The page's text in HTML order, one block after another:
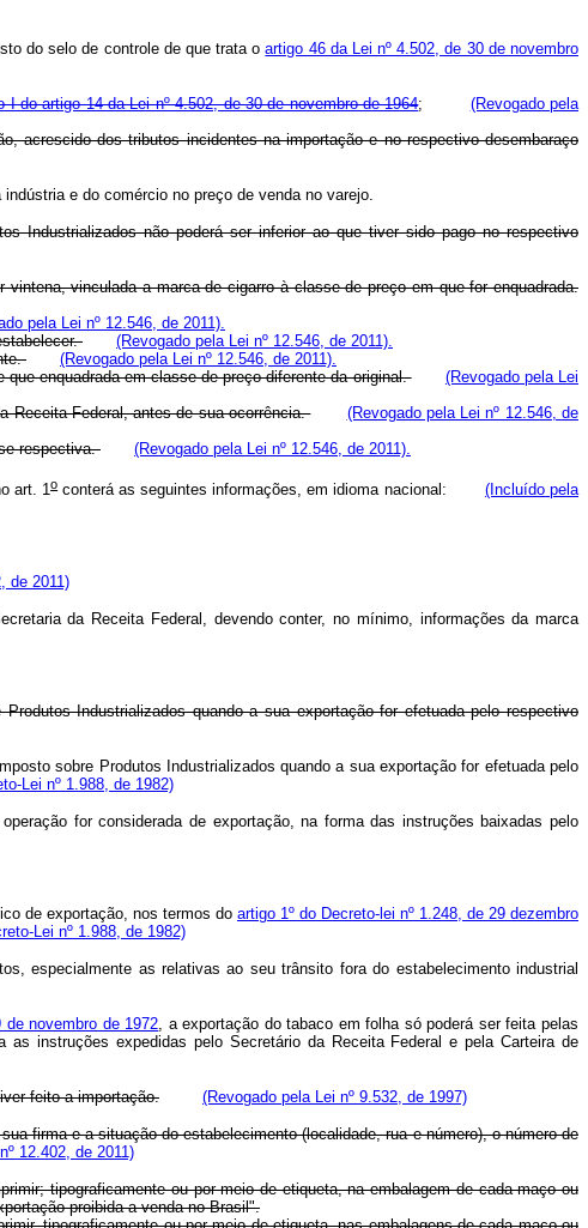
do selo de controle de que trata oartigo 46 da Lei nº 4.502, de 30 de novembro
I do artigo 14 da Lei nº 4.502, de 30 de novembro de 1964; (Revogado pela
acrescido dos tributos incidentes na importação e no respectivo desembaraço
e do comércio no preço de venda no varejo.
Industrializados não poderá ser inferior ao que tiver sido pago no respectivo
vinculada a marca de cigarro à classe de preço em que for enquadrada.
pela Lei nº 12.546, de 2011).
(Revogado pela Lei nº 12.546, de 2011).
(Revogado pela Lei nº 12.546, de 2011).
enquadrada em classe de preço diferente da original.
(Revogado pela Lei
Receita Federal, antes de sua ocorrência.
(Revogado pela Lei nº 12.546, de
respectiva.
(Revogado pela Lei nº 12.546, de 2011).
art. 1oconterá as seguintes informações, em idioma nacional: (Incluído pela
de 2011)
da Receita Federal, devendo conter, no mínimo, informações da marca
Industrializados quando a sua exportação for efetuada pelo respectivo
sobre Produtos Industrializados quando a sua exportação for efetuada pelo
Lei nº 1.988, de 1982)
for considerada de exportação, na forma das instruções baixadas pelo
de exportação, nos termos do artigo 1º do Decreto-lei nº 1.248, de 29 dezembro
Lei nº 1.988, de 1982)
especialmente as relativas ao seu trânsito fora do estabelecimento industrial
de novembro de 1972, a exportação do tabaco em folha só poderá ser feita pelas
instruções expedidas pelo Secretário da Receita Federal e pela Carteira de
feito a importação. (Revogado pela Lei nº 9.532, de 1997)
firma e a situação do estabelecimento (localidade, rua e número), o número de
12.402, de 2011)
tipograficamente ou por meio de etiqueta, na embalagem de cada maço ou
proibida a venda no Brasil".